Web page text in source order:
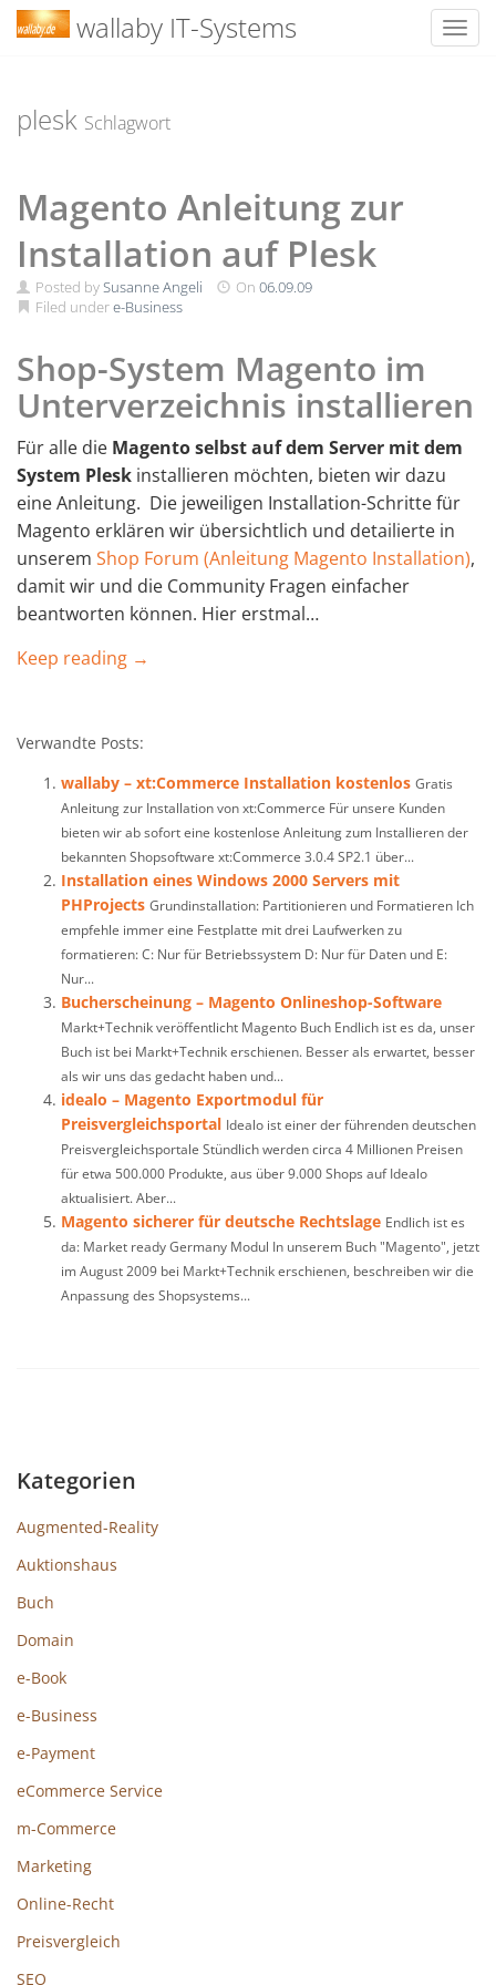
content
wallaby IT-Systems
plesk Schlagwort
Magento Anleitung zur
Installation auf Plesk
Posted bySusanne Angeli On 06.09.09
Filed undere-Business
Shop-System Magento im
Unterverzeichnis installieren
Für alle die Magento selbst auf dem Server mit dem
System Plesk installieren möchten, bieten wir dazu
eine Anleitung. Die jeweiligen Installation-Schritte für
Magento erklären wir übersichtlich und detailierte in
unserem Shop Forum (Anleitung Magento Installation),
damit wir und die Community Fragen einfacher
beantworten können. Hier erstmal…
Keep reading →
Verwandte Posts:
wallaby – xt:Commerce Installation kostenlos Gratis
Anleitung zur Installation von xt:Commerce Für unsere Kunden
bieten wir ab sofort eine kostenlose Anleitung zum Installieren der
bekannten Shopsoftware xt:Commerce 3.0.4 SP2.1 über...
Installation eines Windows 2000 Servers mit
PHProjects Grundinstallation: Partitionieren und Formatieren Ich
empfehle immer eine Festplatte mit drei Laufwerken zu
formatieren: C: Nur für Betriebssystem D: Nur für Daten und E:
Nur...
Bucherscheinung – Magento Onlineshop-Software
Markt+Technik veröffentlicht Magento Buch Endlich ist es da, unser
Buch ist bei Markt+Technik erschienen. Besser als erwartet, besser
als wir uns das gedacht haben und...
idealo – Magento Exportmodul für
Preisvergleichsportal Idealo ist einer der führenden deutschen
Preisvergleichsportale Stündlich werden circa 4 Millionen Preisen
für etwa 500.000 Produkte, aus über 9.000 Shops auf Idealo
aktualisiert. Aber...
Magento sicherer für deutsche Rechtslage Endlich ist es
da: Market ready Germany Modul In unserem Buch "Magento", jetzt
im August 2009 bei Markt+Technik erschienen, beschreiben wir die
Anpassung des Shopsystems...
Kategorien
Augmented-Reality
Auktionshaus
Buch
Domain
e-Book
e-Business
e-Payment
eCommerce Service
m-Commerce
Marketing
Online-Recht
Preisvergleich
SEO